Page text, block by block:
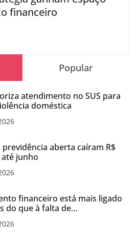
financeiro
Popular
atendimento no SUS para
doméstica
aberta caíram R$
junho
financeiro está mais ligado
do que à falta de